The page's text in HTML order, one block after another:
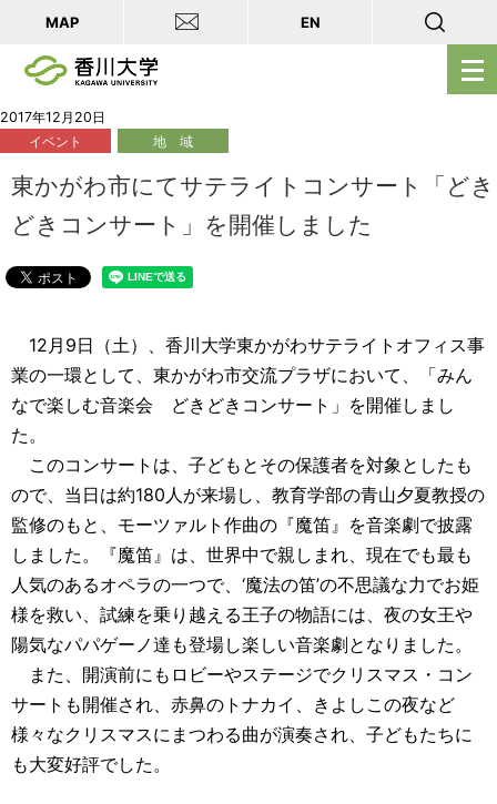
メ
ニ
を
MAP EN
2017年12月20日
イベント
地 域
東かがわ市にてサテライトコンサート「どき
どきコンサート」を開催しました
12月9日（土）、香川大学東かがわサテライトオフィス事
業の一環として、東かがわ市交流プラザにおいて、「みん
なで楽しむ音楽会 どきどきコンサート」を開催しまし
た。
このコンサートは、子どもとその保護者を対象としたも
ので、当日は約180人が来場し、教育学部の青山夕夏教授の
監修のもと、モーツァルト作曲の『魔笛』を音楽劇で披露
しました。『魔笛』は、世界中で親しまれ、現在でも最も
人気のあるオペラの一つで、‘魔法の笛’の不思議な力でお姫
様を救い、試練を乗り越える王子の物語には、夜の女王や
陽気なパパゲーノ達も登場し楽しい音楽劇となりました。
また、開演前にもロビーやステージでクリスマス・コン
サートも開催され、赤鼻のトナカイ、きよしこの夜など
様々なクリスマスにまつわる曲が演奏され、子どもたちに
も大変好評でした。